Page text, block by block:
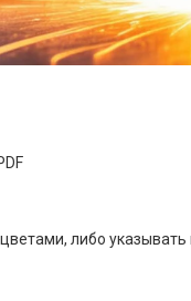
либо указывать